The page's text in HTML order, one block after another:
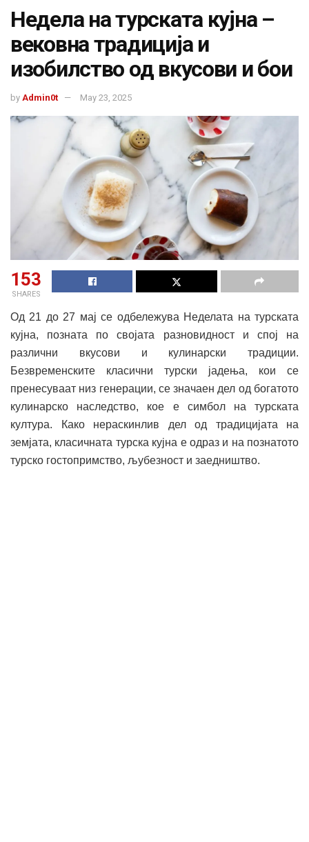
Недела на турската кујна –
вековна традиција и
изобилство од вкусови и бои
by Admin0t May 23, 2025
153
SHARES
Од 21 до 27 мај се одбележува Неделата на турската
кујна, позната по својата разновидност и спој на
различни вкусови и кулинарски традиции.
Безвременските класични турски јадења, кои се
пренесуваат низ генерации, се значаен дел од богатото
кулинарско наследство, кое е симбол на турската
култура. Како нераскинлив дел од традицијата на
земјата, класичната турска кујна е одраз и на познатото
турско гостопримство, љубезност и заедништво.